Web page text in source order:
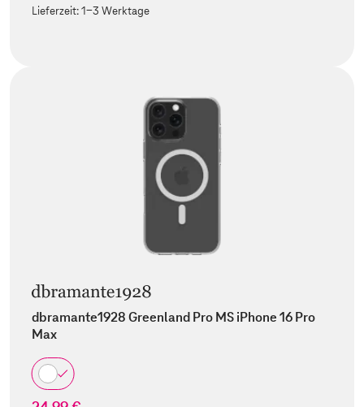
Lieferzeit:1-3 Werktage
dbramante1928 Greenland Pro MS iPhone 16 Pro
Max